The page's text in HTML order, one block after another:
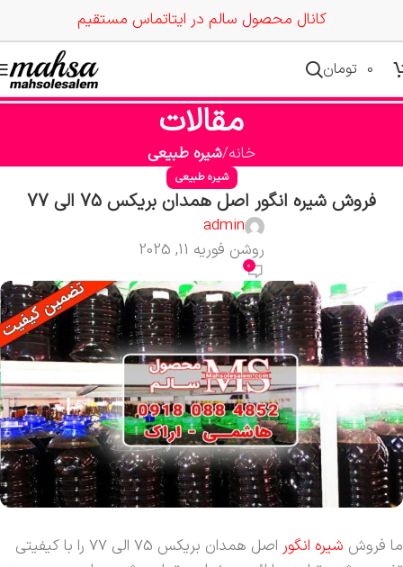
کانال محصول سالم در ایتاتماس مستقیم
0 تومان
مقالات
خانه شیره طبیعی
شیره طبیعی
فروش شیره انگور اصل همدان بریکس 75 الی 77
admin
روشن فوریه 11, 2025
0
ما فروش شیره انگور
اصل همدان بریکس 75 الی 77 را با کیفیتی